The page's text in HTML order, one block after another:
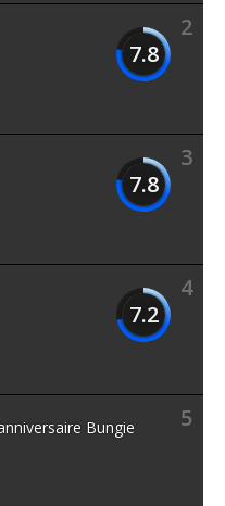
2
7.8
3
7.8
4
7.2
5
Bungie